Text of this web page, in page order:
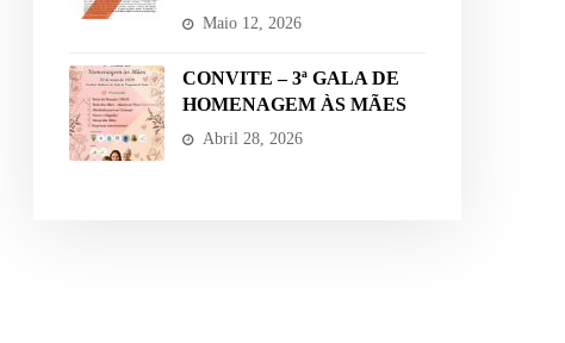
Maio 12, 2026
CONVITE – 3ª GALA DE
HOMENAGEM ÀS MÃES
Abril 28, 2026